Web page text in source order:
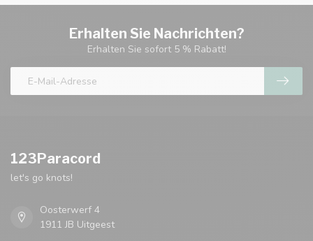
Erhalten Sie Nachrichten?
Erhalten Sie sofort 5 % Rabatt!
123Paracord
let's go knots!
Oosterwerf 4
1911 JB Uitgeest